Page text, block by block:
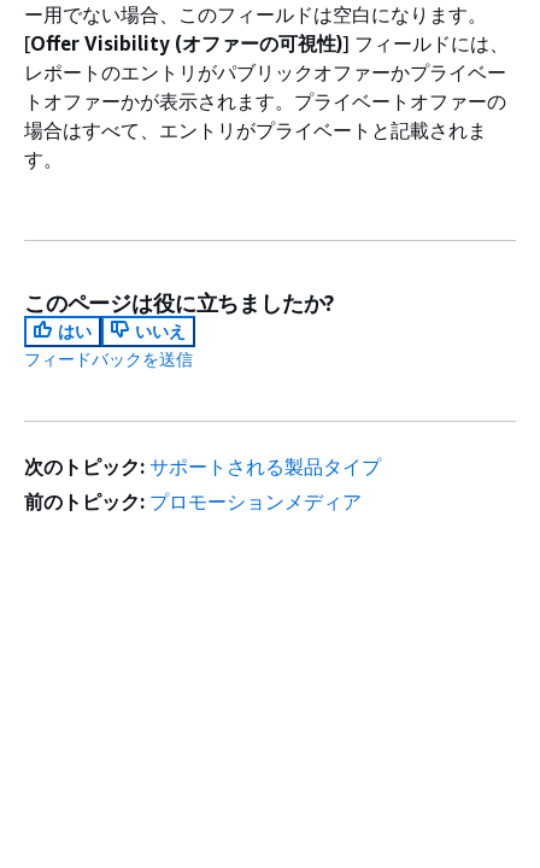
ー用でない場合、このフィールドは空白になります。
[Offer Visibility (オファーの可視性)] フィールドには、
レポートのエントリがパブリックオファーかプライベー
トオファーかが表示されます。プライベートオファーの
場合はすべて、エントリがプライベートと記載されま
す。
このページは役に立ちましたか?
はい
いいえ
フィードバックを送信
次のトピック: サポートされる製品タイプ
前のトピック: プロモーションメディア